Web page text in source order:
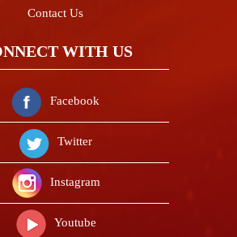
Contact Us
WITH US
Facebook
Twitter
Instagram
Youtube